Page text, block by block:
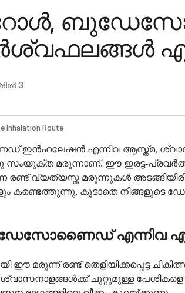
3
Inhalation Route
എന്നിവ ആസ്ത്മ,
സംയുക്ത മരുന്നാണ്. ഈ ഇരട്ട-
രണ്ട് വ്യത്യസ്ത മരുന്നുകൾ
കൂടാതെ നിങ്ങളുടെ
എന്നിവ
ഈ മരുന്ന് രണ്ട് തെളിയിക്കപ്പെട്ട
ശ്വാസനാളങ്ങൾക്ക് ചുറ്റുമുള്ള